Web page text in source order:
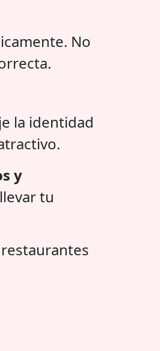
No
la identidad
y
tu